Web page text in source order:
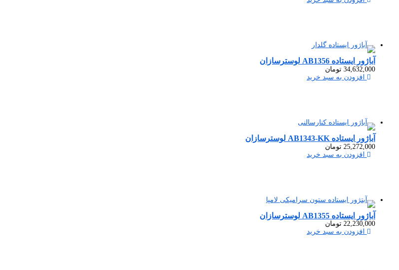
آباژور ایستاده AB1356 لوسترسازان
34,632,000 تومان
افزودن به سبد خرید
آباژور ایستاده AB1343-KK لوسترسازان
25,272,000 تومان
افزودن به سبد خرید
آباژور ایستاده AB1355 لوسترسازان
22,230,000 تومان
افزودن به سبد خرید